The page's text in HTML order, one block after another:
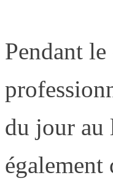
Pendant
du jour au
également